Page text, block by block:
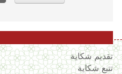
تقديم شكاية
تتبع شكاية